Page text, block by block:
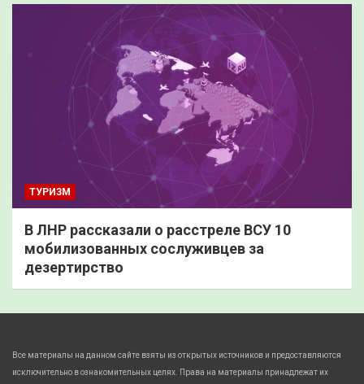
ТУРИЗМ
В ЛНР рассказали о расстреле ВСУ 10
мобилизованных сослуживцев за
дезертирство
Все материалы на данном сайте взяты из открытых источников и предоставляются
исключительно в ознакомительных целях. Права на материалы принадлежат их